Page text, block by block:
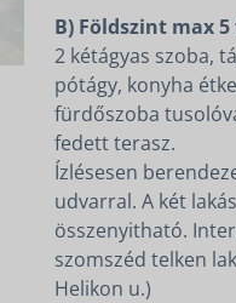
B) Földszint max 5
2 kétágyas szoba,
pótágy, konyha
fürdőszoba
fedett terasz.
Ízlésesen
udvarral. A két
összenyitható.
szomszéd telken
Helikon u.)